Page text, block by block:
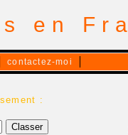
en
contactez-moi
: